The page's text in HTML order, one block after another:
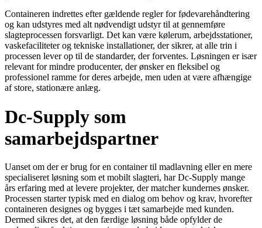
Containeren indrettes efter gældende regler for fødevarehåndtering
og kan udstyres med alt nødvendigt udstyr til at gennemføre
slagteprocessen forsvarligt. Det kan være kølerum, arbejdsstationer,
vaskefaciliteter og tekniske installationer, der sikrer, at alle trin i
processen lever op til de standarder, der forventes. Løsningen er især
relevant for mindre producenter, der ønsker en fleksibel og
professionel ramme for deres arbejde, men uden at være afhængige
af store, stationære anlæg.
Dc-Supply som
samarbejdspartner
Uanset om der er brug for en container til madlavning eller en mere
specialiseret løsning som et mobilt slagteri, har Dc-Supply mange
års erfaring med at levere projekter, der matcher kundernes ønsker.
Processen starter typisk med en dialog om behov og krav, hvorefter
containeren designes og bygges i tæt samarbejde med kunden.
Dermed sikres det, at den færdige løsning både opfylder de